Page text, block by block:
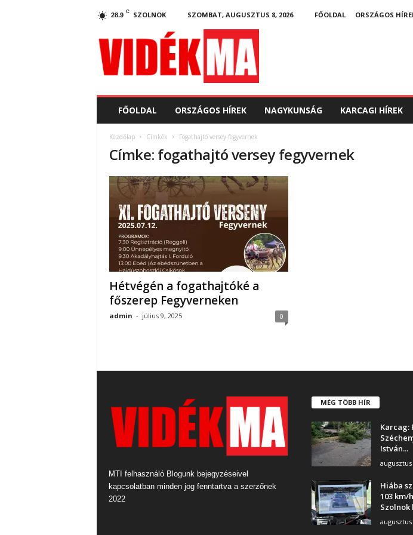
28.9 C SZOLNOK SZOMBAT, AUGUSZTUS 8, 2026 FŐOLDAL ORSZÁGOS
d
FŐOLDAL ORSZÁGOS HÍREK NAGYKUNSÁG KARCAGI HÍREK
Kezdőlap Címkék Fogathajtó versey fegyvernek
Címke: fogathajtó versey fegyvernek
Hétvégén a fogathajtóké a
főszerep Fegyverneken
admin - július 9, 2025 0
MTI felhasználó Blogunk bejegyzéseivel
kapcsolatban minden jog fenntartva a szerzőnek
2022
MÉG TÖBB HÍR
Karcag:
István...
augusztus
Hiába
103 km/
augusztus